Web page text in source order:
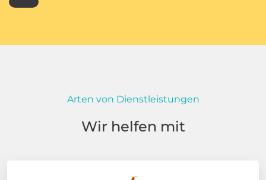
Arten von Dienstleistungen
Wir helfen mit